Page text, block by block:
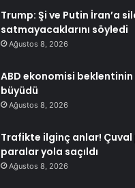
Trump: Şi ve Putin İran’a
satmayacaklarını söyledi
Ağustos 8, 2026
ABD ekonomisi beklentinin
büyüdü
Ağustos 8, 2026
Trafikte ilginç anlar! Çuval
paralar yola saçıldı
Ağustos 8, 2026